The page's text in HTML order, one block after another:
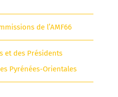
de l’AMF66
et des Présidents
Pyrénées-Orientales